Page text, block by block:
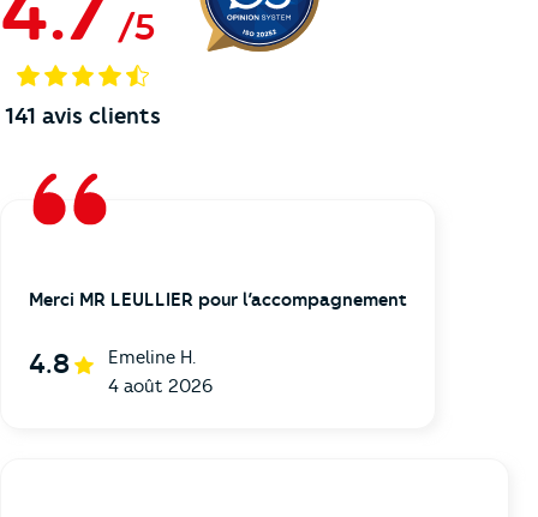
/5
141 avis clients
Merci MR LEULLIER pour l’accompagnement
4.8
Emeline H.
4 août 2026